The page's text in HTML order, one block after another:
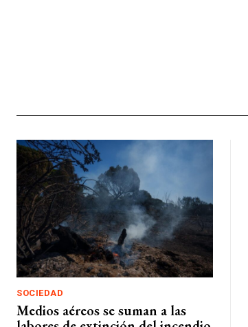
SOCIEDAD
Medios aéreos se suman a las